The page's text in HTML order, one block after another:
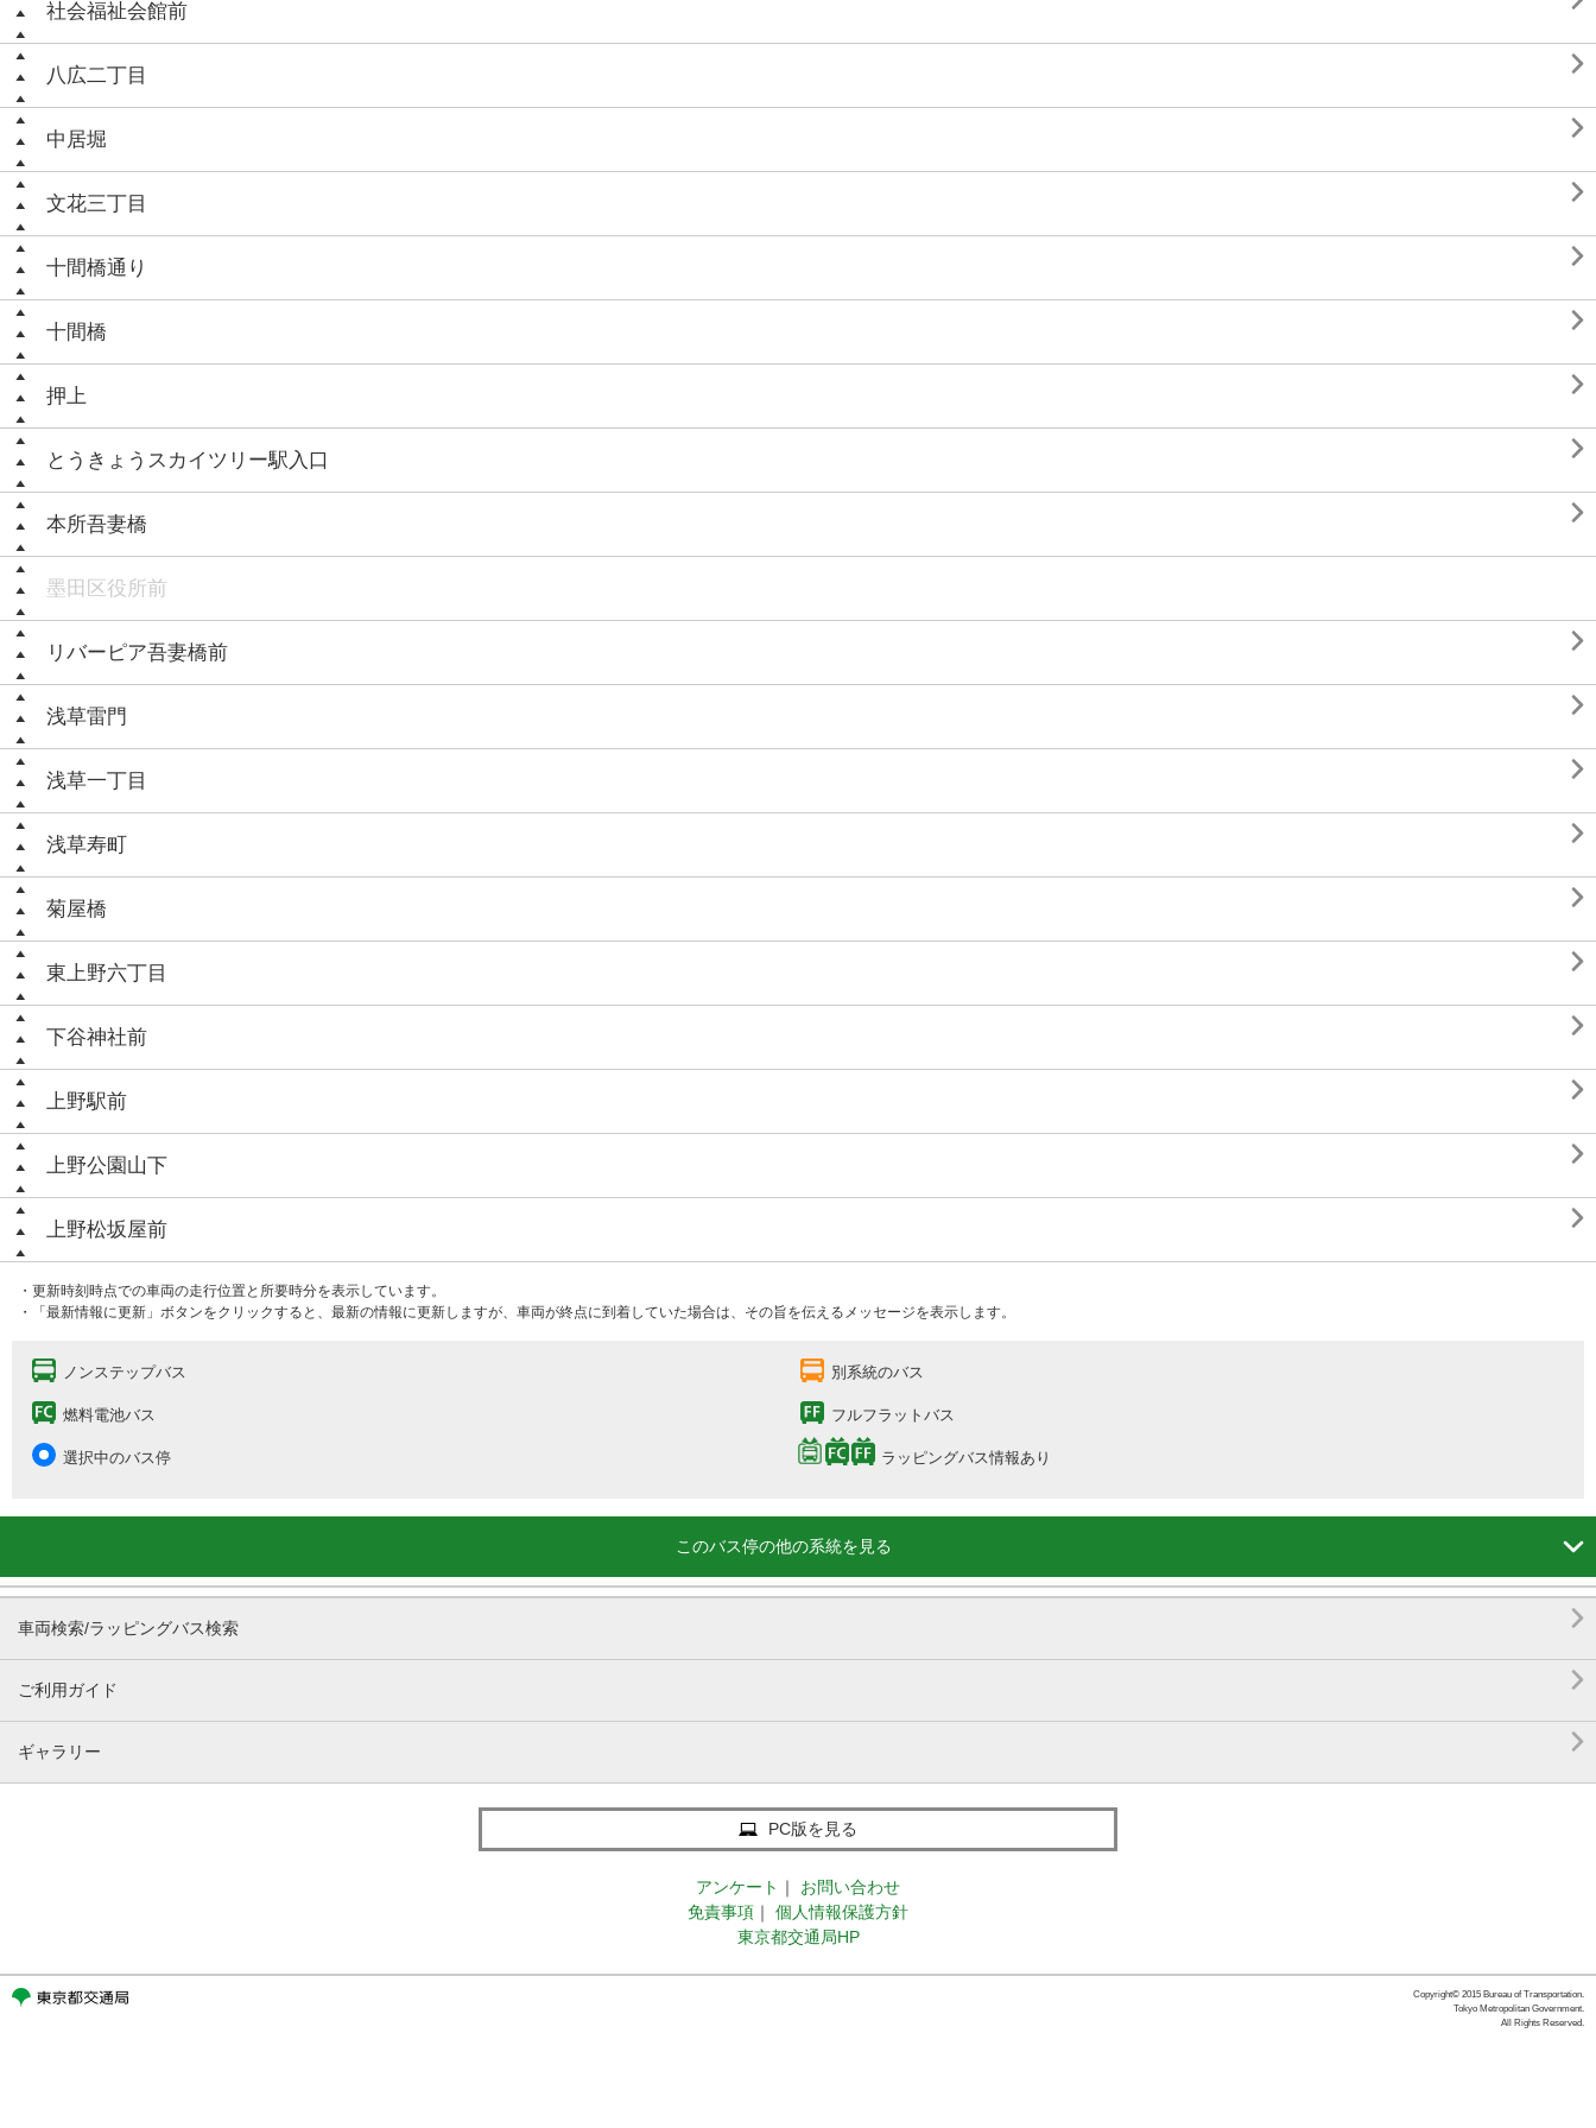
社会福祉会館前
八広二丁目 
中居堀 
文花三丁目 
十間橋通り 
十間橋 
押上 
とうきょうスカイツリー駅入口 
本所吾妻橋 
墨田区役所前
リバーピア吾妻橋前 
浅草雷門 
浅草一丁目 
浅草寿町 
菊屋橋 
東上野六丁目 
下谷神社前 
上野駅前 
上野公園山下 
上野松坂屋前 
・更新時刻時点での車両の走行位置と所要時分を表示しています。
・「最新情報に更新」ボタンをクリックすると、最新の情報に更新しますが、車両が終点に到着していた場合は、その旨を伝えるメッセージを表示します。
ノンステップバス 別系統のバス
燃料電池バス フルフラットバス
選択中のバス停 ラッピングバス情報あり
このバス停の他の系統を見る 
車両検索/ラッピングバス検索 
ご利用ガイド 
ギャラリー 
PC版を見る
アンケート ｜
お問い合わせ
免責事項 ｜
個人情報保護方針
東京都交通局HP
Copyright© 2015 Bureau of Transportation.
Tokyo Metropolitan Government.
All Rights Reserved.